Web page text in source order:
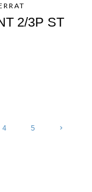
2/3P ST
4 5